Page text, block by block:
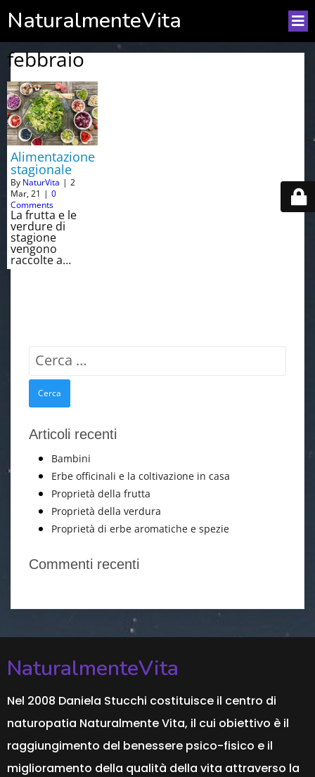
NaturalmenteVita
febbraio
Alimentazione
stagionale
By NaturVita | 2
Mar, 21 | 0
Comments
La frutta e le
verdure di
stagione
vengono
raccolte a…
per:
Articoli recenti
Bambini
Erbe officinali e la coltivazione in casa
Proprietà della frutta
Proprietà della verdura
Proprietà di erbe aromatiche e spezie
Commenti recenti
NaturalmenteVita
Nel 2008 Daniela Stucchi costituisce il centro di
naturopatia Naturalmente Vita, il cui obiettivo è il
raggiungimento del benessere psico-fisico e il
miglioramento della qualità della vita attraverso la